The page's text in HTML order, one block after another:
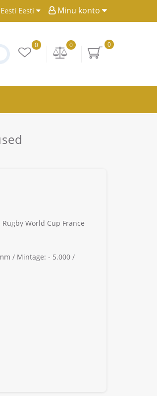
Minu konto
Eesti
0
0
0
World Cup France
/ Mintage: - 5.000 /